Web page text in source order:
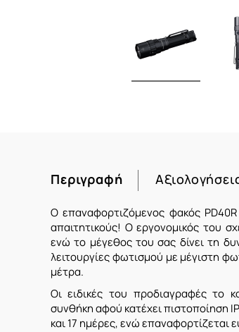
Περιγραφή
Ο επαναφορτιζόμενος φακός PD40R
απαιτητικούς! Ο εργονομικός του
ενώ το μέγεθος του σας δίνει τη
λειτουργίες φωτισμού με μέγιστη
μέτρα.
Οι ειδικές του προδιαγραφές το
συνθήκη αφού κατέχει πιστοποίηση
και 17 ημέρες, ενώ